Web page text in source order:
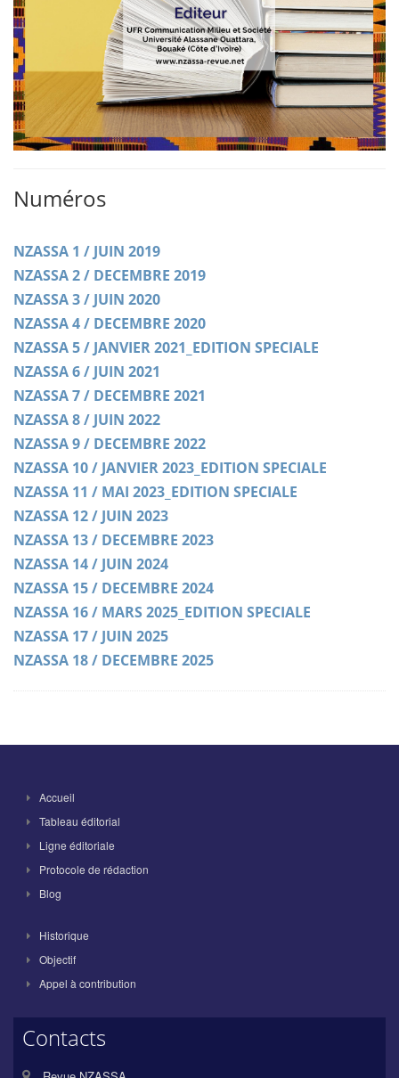
Numéros
NZASSA 1 / JUIN 2019
NZASSA 2 / DECEMBRE 2019
NZASSA 3 / JUIN 2020
NZASSA 4 / DECEMBRE 2020
NZASSA 5 / JANVIER 2021_EDITION SPECIALE
NZASSA 6 / JUIN 2021
NZASSA 7 / DECEMBRE 2021
NZASSA 8 / JUIN 2022
NZASSA 9 / DECEMBRE 2022
NZASSA 10 / JANVIER 2023_EDITION SPECIALE
NZASSA 11 / MAI 2023_EDITION SPECIALE
NZASSA 12 / JUIN 2023
NZASSA 13 / DECEMBRE 2023
NZASSA 14 / JUIN 2024
NZASSA 15 / DECEMBRE 2024
NZASSA 16 / MARS 2025_EDITION SPECIALE
NZASSA 17 / JUIN 2025
NZASSA 18 / DECEMBRE 2025
Accueil
Tableau éditorial
Ligne éditoriale
Protocole de rédaction
Blog
Historique
Objectif
Appel à contribution
Contacts